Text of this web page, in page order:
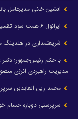
افشین خانی مدیرعامل
ایرانول ۶ همت سود تقسیم کرد
شریعتمداری در هلدینگ
با حکم رئیس‌جمهور؛
مدیریت راهبردی انرژی
محمد زین العابدین
سرپرستی دوباره حسام